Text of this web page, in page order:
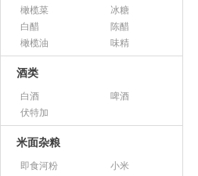
橄榄菜
冰糖
白醋
陈醋
橄榄油
味精
酒类
白酒
啤酒
伏特加
米面杂粮
即食河粉
小米